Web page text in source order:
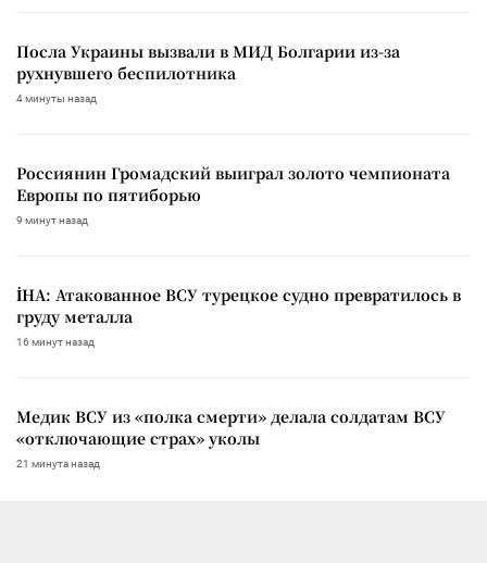
Посла Украины вызвали в МИД Болгарии из-за
рухнувшего беспилотника
4 минуты назад
Россиянин Громадский выиграл золото чемпионата
Европы по пятиборью
9 минут назад
İHA: Атакованное ВСУ турецкое судно превратилось в
груду металла
16 минут назад
Медик ВСУ из «полка смерти» делала солдатам ВСУ
«отключающие страх» уколы
21 минута назад